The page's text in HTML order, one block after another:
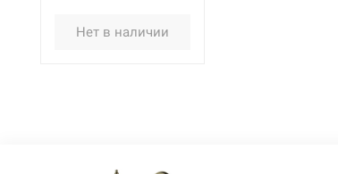
Нет в наличии